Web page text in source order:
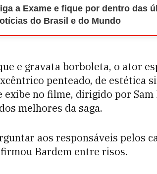
a Exame e fique por dentro das
do Brasil e do Mundo
e gravata borboleta, o ator
penteado, de estética
exibe no filme, dirigido por
melhores da saga.
aos responsáveis pelos
Bardem entre risos.